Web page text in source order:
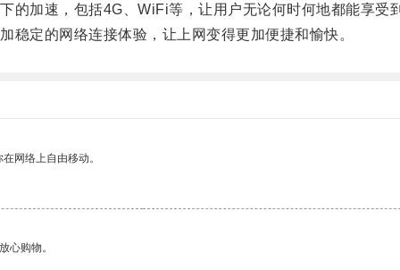
加速，包括4G、WiFi等，让用户无论何时何地都能享受
定的网络连接体验，让上网变得更加便捷和愉快。
网络上自由移动。
心购物。